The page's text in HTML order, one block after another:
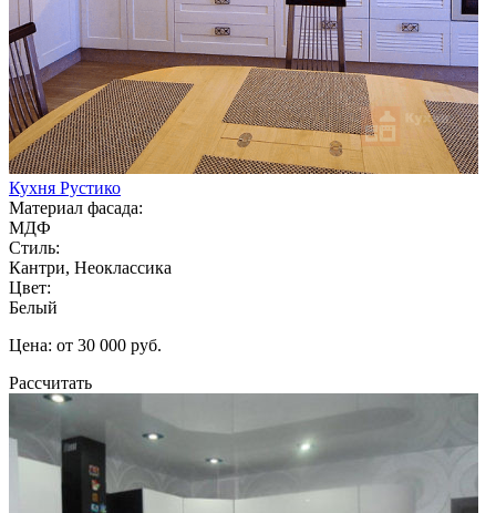
Кухня Рустико
Материал фасада:
МДФ
Стиль:
Кантри, Неоклассика
Цвет:
Белый
Цена: от 30 000 руб.
Рассчитать